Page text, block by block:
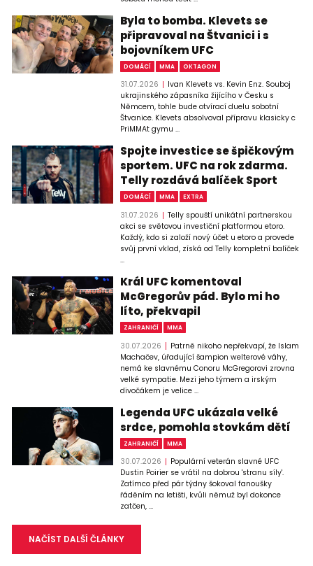
Byla to bomba. Klevets se
připravoval na Štvanici i s
bojovníkem UFC
DOMÁCÍ MMA OKTAGON
31.07.2026
Ivan Klevets vs. Kevin Enz. Souboj
ukrajinského zápasníka žijícího v Česku s
Němcem, tohle bude otvírací duelu sobotní
Štvanice. Klevets absolvoval přípravu klasicky c
PriMMAt gymu ...
Spojte investice se špičkovým
sportem. UFC na rok zdarma.
Telly rozdává balíček Sport
DOMÁCÍ MMA EXTRA
31.07.2026
Telly spouští unikátní partnerskou
akci se světovou investiční platformou etoro.
Každý, kdo si založí nový účet u etoro a provede
svůj první vklad, získá od Telly kompletní balíček
...
Král UFC komentoval
McGregorův pád. Bylo mi ho
líto, překvapil
ZAHRANIČÍ MMA
30.07.2026
Patrně nikoho nepřekvapí, že Islam
Machačev, úřadující šampion welterové váhy,
nemá ke slavnému Conoru McGregorovi zrovna
velké sympatie. Mezi jeho týmem a irským
divočákem je velice ...
Legenda UFC ukázala velké
srdce, pomohla stovkám dětí
ZAHRANIČÍ MMA
30.07.2026
Populární veterán slavné UFC
Dustin Poirier se vrátil na dobrou 'stranu síly'.
Zatímco před pár týdny šokoval fanoušky
řáděním na letišti, kvůli němuž byl dokonce
zatčen, ...
NAČÍST DALŠÍ ČLÁNKY